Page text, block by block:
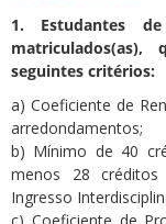
1. Estudantes
matriculados(as),
seguintes critérios:
a) Coeficiente de
arredondamentos;
b) Mínimo de 40
menos 28
Ingresso
c) Coeficiente de